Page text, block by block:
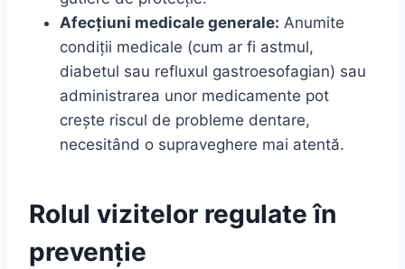
Afecțiuni medicale generale: Anumite
condiții medicale (cum ar fi astmul,
diabetul sau refluxul gastroesofagian) sau
administrarea unor medicamente pot
crește riscul de probleme dentare,
necesitând o supraveghere mai atentă.
Rolul vizitelor regulate în
prevenție